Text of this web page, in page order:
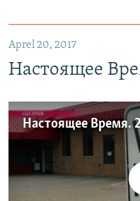
Aprel 20, 2017
Настоящее
Настоящее Время.
No media